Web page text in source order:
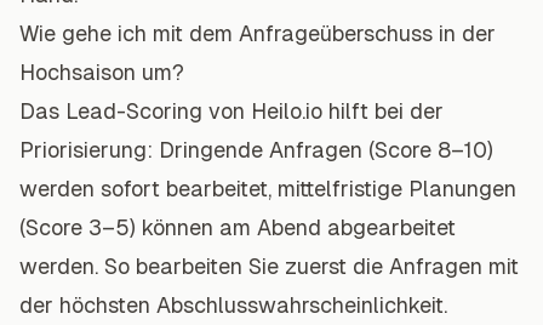
Wie gehe ich mit dem Anfrageüberschuss in der
Hochsaison um?
Das Lead-Scoring von Heilo.io hilft bei der
Priorisierung: Dringende Anfragen (Score 8–10)
werden sofort bearbeitet, mittelfristige Planungen
(Score 3–5) können am Abend abgearbeitet
werden. So bearbeiten Sie zuerst die Anfragen mit
der höchsten Abschlusswahrscheinlichkeit.